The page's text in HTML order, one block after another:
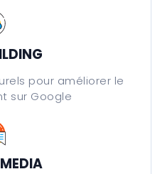
pour améliorer le
sur Google